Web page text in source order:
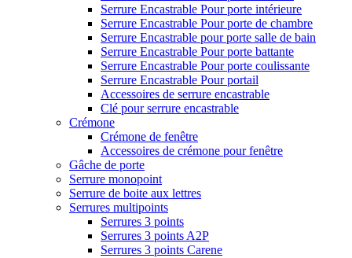
Serrure Encastrable Pour porte intérieure
Serrure Encastrable Pour porte de chambre
Serrure Encastrable pour porte salle de bain
Serrure Encastrable Pour porte battante
Serrure Encastrable Pour porte coulissante
Serrure Encastrable Pour portail
Accessoires de serrure encastrable
Clé pour serrure encastrable
Crémone
Crémone de fenêtre
Accessoires de crémone pour fenêtre
Gâche de porte
Serrure monopoint
Serrure de boite aux lettres
Serrures multipoints
Serrures 3 points
Serrures 3 points A2P
Serrures 3 points Carene